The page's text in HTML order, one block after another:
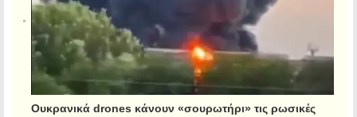
Ουκρανικά drones κάνουν «σουρωτήρι» τις ρωσικές